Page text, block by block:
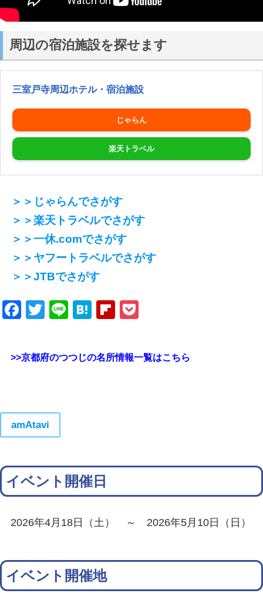
周辺の宿泊施設を探せます
三室戸寺周辺ホテル・宿泊施設
じゃらん
楽天トラベル
＞＞じゃらんでさがす
＞＞楽天トラベルでさがす
＞＞一休.comでさがす
＞＞ヤフートラベルでさがす
＞＞JTBでさがす
Facebook
Twitter
LineHatenaFlipboard
>>京都府のつつじの名所情報一覧はこちら
amAtavi
イベント開催日
2026年4月18日（土） ～ 2026年5月10日（日）
イベント開催地